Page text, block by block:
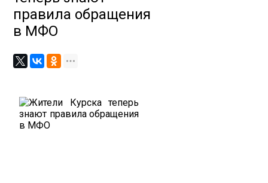
правила обращения
в МФО